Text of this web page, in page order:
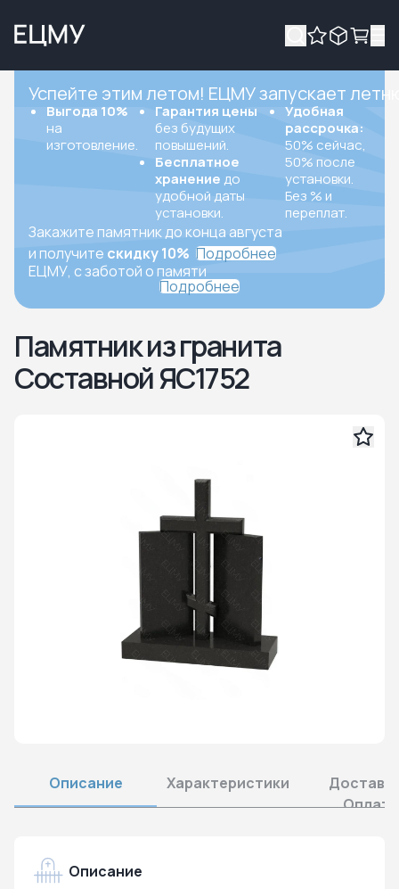
Успейте этим летом! ЕЦМУ запускает
Выгода 10%
на
изготовление.
Гарантия цены
без будущих
повышений.
Бесплатное
хранение до
удобной даты
установки.
Удобная
рассрочка:
50% сейчас,
50% после
установки.
Без % и
переплат.
Закажите памятник до конца августа
и получите скидку 10% Подробнее
ЕЦМУ, с заботой о памяти
Подробнее
Памятник из гранита
Составной ЯС1752
Описание Характеристики
Оплата
Описание